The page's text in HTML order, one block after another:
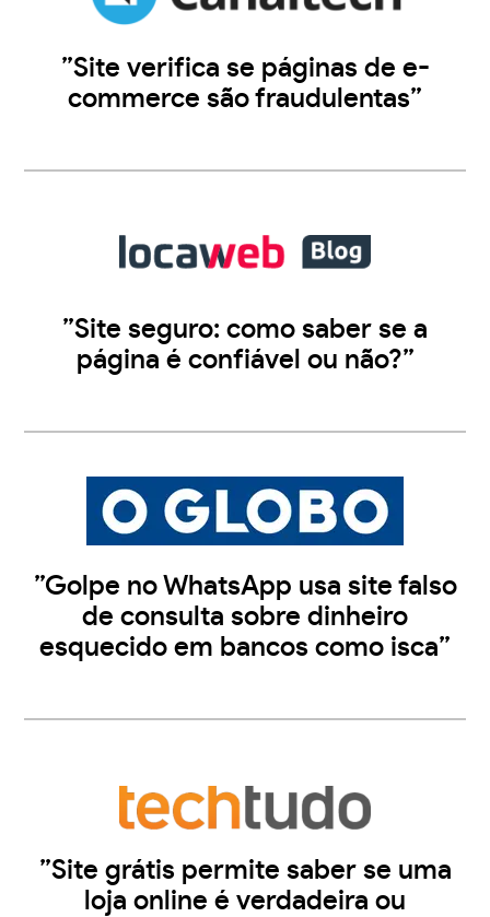
”Site verifica se páginas de e-
commerce são fraudulentas”
”Site seguro: como saber se a
página é confiável ou não?”
”Golpe no WhatsApp usa site falso
de consulta sobre dinheiro
esquecido em bancos como isca”
”Site grátis permite saber se uma
loja online é verdadeira ou